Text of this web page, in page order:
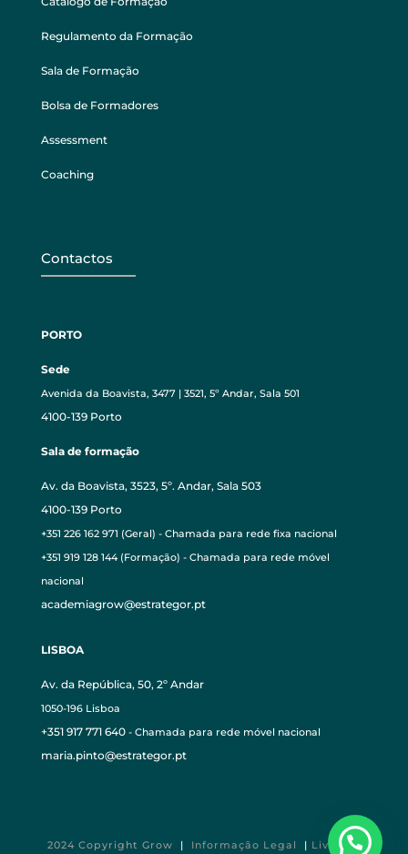
Regulamento da Formação
Sala de Formação
Bolsa de Formadores
Assessment
Coaching
Contactos
PORTO
Sede
Avenida da Boavista, 3477 | 3521, 5º Andar, Sala 501
4100-139 Porto
Sala de formação
Av. da Boavista, 3523, 5º. Andar, Sala 503
4100-139 Porto
+351 226 162 971 (Geral) - Chamada para rede fixa nacional
+351 919 128 144 (Formação) - Chamada para rede móvel
nacional
academiagrow@estrategor.pt
LISBOA
Av. da República, 50, 2º Andar
1050-196 Lisboa
+351 917 771 640- Chamada para rede móvel nacional
maria.pinto@estrategor.pt
2024 Copyright Grow | Informação Legal | Livro de